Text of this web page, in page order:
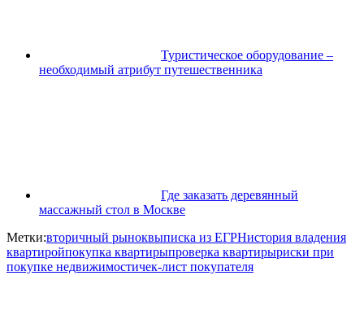
Туристическое оборудование –
необходимый атрибут путешественника
Где заказать деревянный
массажный стол в Москве
Метки:вторичный рыноквыписка из ЕГРНистория владения
квартиройпокупка квартирыпроверка квартирыриски при
покупке недвижимостичек-лист покупателя